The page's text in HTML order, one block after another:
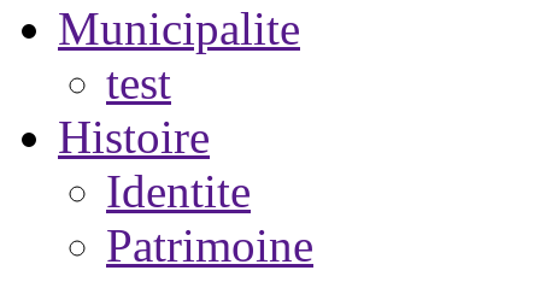
Municipalite
test
Histoire
Identite
Patrimoine